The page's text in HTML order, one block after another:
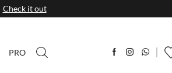
Check it out
PRO